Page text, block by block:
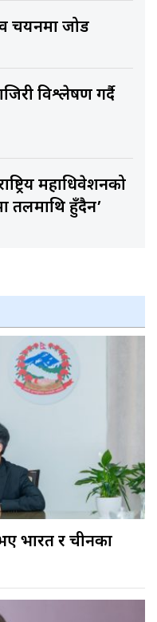
चयनमा जोड
विश्लेषण गर्दै
महाधिवेशनको
तलमाथि हुँदैन’
भारत र चीनका